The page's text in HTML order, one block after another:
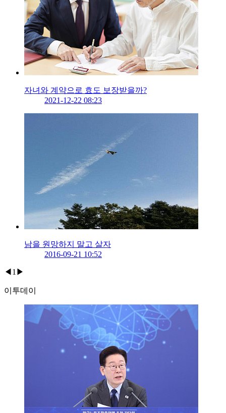
자녀와 계약으로 효도 보장받을까?
2021-12-22 08:23
남을 원망하지 말고 살자
2016-09-21 10:52
◀ 1 ▶
이투데이